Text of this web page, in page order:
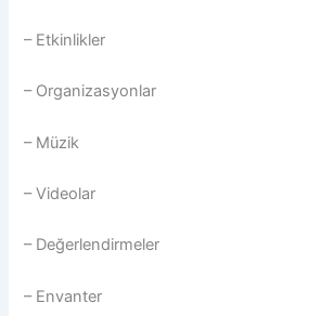
– Etkinlikler
– Organizasyonlar
– Müzik
– Videolar
– Değerlendirmeler
– Envanter